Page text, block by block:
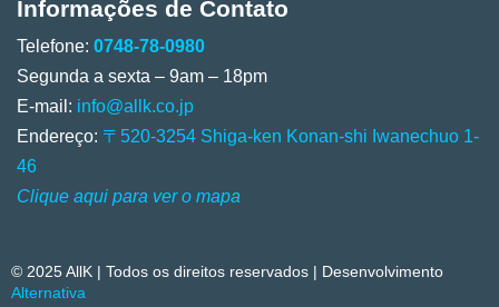
Informações de Contato
Telefone: 0748-78-0980
Segunda a sexta – 9am – 18pm
E-mail: info@allk.co.jp
Endereço: 〒520-3254 Shiga-ken Konan-shi Iwanechuo 1-
46
Clique aqui para ver o mapa
© 2025 AllK | Todos os direitos reservados | Desenvolvimento
Alternativa